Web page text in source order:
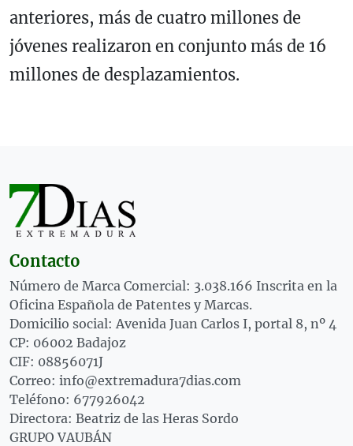
anteriores, más de cuatro millones de
jóvenes realizaron en conjunto más de 16
millones de desplazamientos.
Contacto
Número de Marca Comercial: 3.038.166 Inscrita en la
Oficina Española de Patentes y Marcas.
Domicilio social: Avenida Juan Carlos I, portal 8, nº 4
CP: 06002 Badajoz
CIF: 08856071J
Correo: info@extremadura7dias.com
Teléfono: 677926042
Directora: Beatriz de las Heras Sordo
GRUPO VAUBÁN